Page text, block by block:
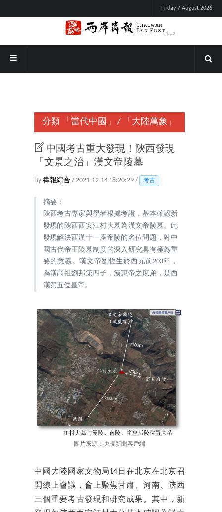
Friday 7 August 2026
分類 「當代中國」 / 「大陸萬象」
中國考古重大發現！陝西發現
「文景之治」漢文帝陵墓
By 犇報綜合 / 2021-12-14 18:20:29 / 考古
摘要：
陝西考古專家與學者根據考證，基本確認新
發現的陝西西安江村大墓為漢文帝陵墓。此
發現解決西漢十一座帝陵的名位問題，對中
國古代帝王陵墓制度的深入研究具有極為重
要的意義。漢文帝劉恆生於西元前203年，
為漢高祖劉邦第四子，漢惠帝之庶弟，是西
漢第五位皇帝。
圖片來源：央視新聞客戶端
中國大陸國家文物局14日在北京在北京召
開線上會議，會上聚焦甘肅、河南、陝西
三個重要考古發現和研究成果。其中，新